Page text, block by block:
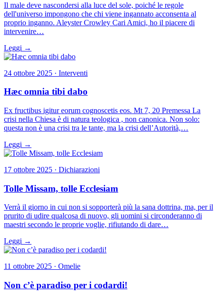
Il male deve nascondersi alla luce del sole, poiché le regole
dell'universo impongono che chi viene ingannato acconsenta al
proprio inganno. Aleyster Crowley Cari Amici, ho il piacere di
intervenire…
Leggi →
24 ottobre 2025 · Interventi
Hæc omnia tibi dabo
Ex fructibus igitur eorum cognoscetis eos. Mt 7, 20 Premessa La
crisi nella Chiesa è di natura teologica , non canonica. Non solo:
questa non è una crisi tra le tante, ma la crisi dell’Autorità,…
Leggi →
17 ottobre 2025 · Dichiarazioni
Tolle Missam, tolle Ecclesiam
Verrà il giorno in cui non si sopporterà più la sana dottrina, ma, per il
prurito di udire qualcosa di nuovo, gli uomini si circonderanno di
maestri secondo le proprie voglie, rifiutando di dare…
Leggi →
11 ottobre 2025 · Omelie
Non c’è paradiso per i codardi!